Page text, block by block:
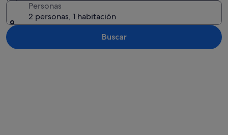
Personas
2 personas, 1 habitación
Buscar